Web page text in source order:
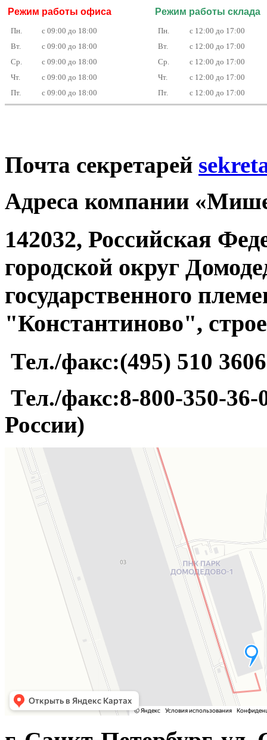
Режим работы офиса Режим работы склада
Пн.
с 09:00 до 18:00
Вт.
с 09:00 до 18:00
Ср.
с 09:00 до 18:00
Чт.
с 09:00 до 18:00
Пт.
с 09:00 до 18:00
Пн.
с 12:00 до 17:00
Вт.
с 12:00 до 17:00
Ср.
с 12:00 до 17:00
Чт.
с 12:00 до 17:00
Пт.
с 12:00 до 17:00
Почта секретарей
Адреса компании
142032, Российская
городской округ
государственного
"Константиново",
Тел./факс:(495) 510
Тел./факс:8-800-350-36-
России)